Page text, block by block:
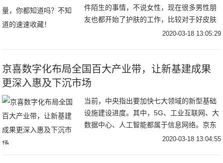
件陌生的事情，不说女性，现在很多男性朋
友也都开始了护肤的工作，比较对于好皮肤
的最求，不管男女都想要。而护肤的时候，
2020-03-18 13:05:29
京喜数字化布局全国百大产业带，让新基建成果
更深入惠及下沉市场
当前，中央指出要加快七大领域的新型基础
设施建设进度。其中，5G、工业互联网、大
数据中心、人工智能都属于信息网络。京东
集团将更加积极地开放资源、加大投入，全
2020-03-18 13:04:55